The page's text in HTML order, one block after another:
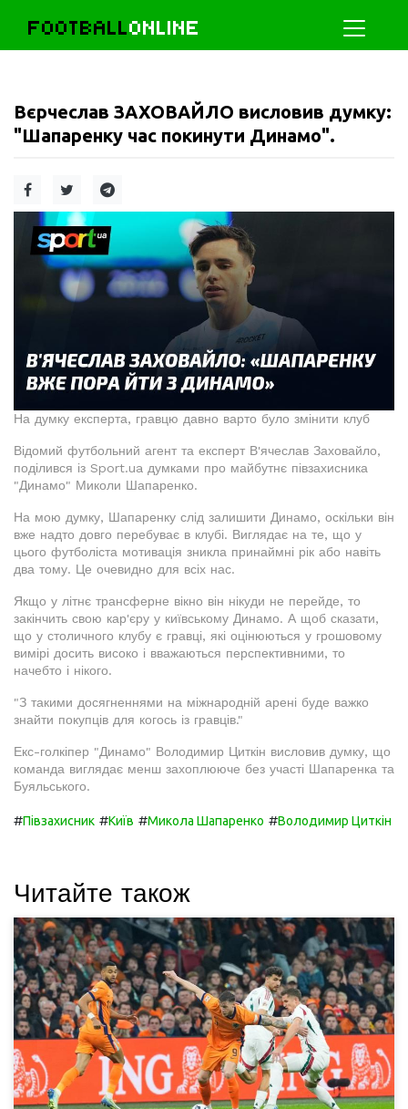
FOOTBALLONLINE
Вєрчеслав ЗАХОВАЙЛО висловив думку:
"Шапаренку час покинути Динамо".
На думку експерта, гравцю давно варто було змінити клуб
Відомий футбольний агент та експерт В'ячеслав Заховайло,
поділився із Sport.ua думками про майбутнє півзахисника
"Динамо" Миколи Шапаренко.
На мою думку, Шапаренку слід залишити Динамо, оскільки він
вже надто довго перебуває в клубі. Виглядає на те, що у
цього футболіста мотивація зникла принаймні рік або навіть
два тому. Це очевидно для всіх нас.
Якщо у літнє трансферне вікно він нікуди не перейде, то
закінчить свою кар'єру у київському Динамо. А щоб сказати,
що у столичного клубу є гравці, які оцінюються у грошовому
вимірі досить високо і вважаються перспективними, то
начебто і нікого.
"З такими досягненнями на міжнародній арені буде важко
знайти покупців для когось із гравців."
Екс-голкіпер "Динамо" Володимир Циткін висловив думку, що
команда виглядає менш захоплююче без участі Шапаренка та
Буяльського.
#Півзахисник #Київ #Микола Шапаренко #Володимир Циткін
Читайте також